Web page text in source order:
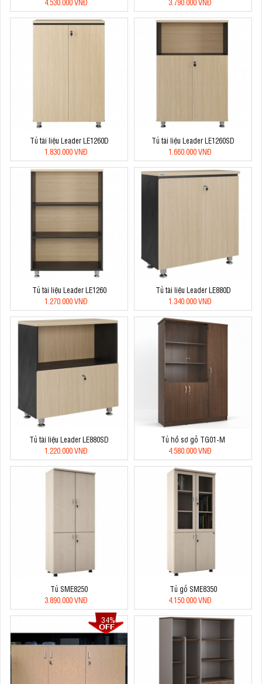
Tủ tài liệu Leader LE1260D
1.830.000 VNĐ
Tủ tài liệu Leader LE1260SD
1.660.000 VNĐ
Tủ tài liệu Leader LE1260
1.270.000 VNĐ
Tủ tài liệu Leader LE880D
1.340.000 VNĐ
Tủ tài liệu Leader LE880SD
1.220.000 VNĐ
Tủ hồ sơ gỗ TG01-M
4.580.000 VNĐ
Tủ SME8250
3.890.000 VNĐ
Tủ gỗ SME8350
4.150.000 VNĐ
34%